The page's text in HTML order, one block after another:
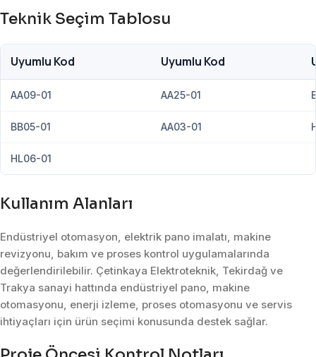
Teknik Seçim Tablosu
Uyumlu Kod Uyumlu Kod
AA09-01 AA25-01
BB05-01 AA03-01
HL06-01
Kullanım Alanları
Endüstriyel otomasyon, elektrik pano imalatı, makine
revizyonu, bakım ve proses kontrol uygulamalarında
değerlendirilebilir. Çetinkaya Elektroteknik, Tekirdağ ve
Trakya sanayi hattında endüstriyel pano, makine
otomasyonu, enerji izleme, proses otomasyonu ve servis
ihtiyaçları için ürün seçimi konusunda destek sağlar.